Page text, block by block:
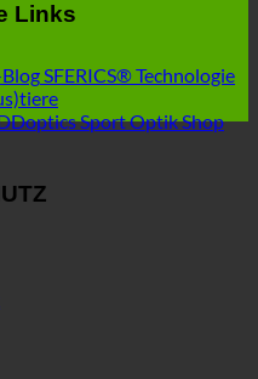
Links
SFERICS® Technologie
Sport Optik Shop